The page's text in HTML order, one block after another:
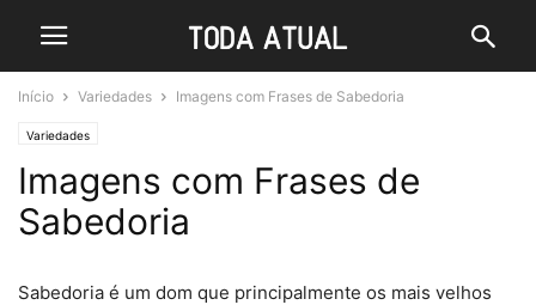
Início Variedades Imagens com Frases de Sabedoria
Variedades
Imagens com Frases de
Sabedoria
Sabedoria é um dom que principalmente os mais velhos